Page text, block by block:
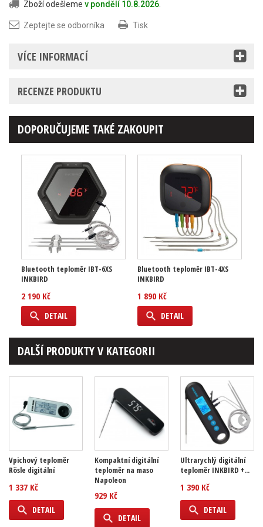
Zboží odešleme v pondělí 10.8.2026
Zeptejte se odborníka Tisk
VÍCE INFORMACÍ
RECENZE PRODUKTU
DOPORUČUJEME TAKÉ ZAKOUPIT
Bluetooth teploměr IBT-6XS
INKBIRD
2 190 Kč
DETAIL
Bluetooth teploměr IBT-4XS
INKBIRD
1 890 Kč
DETAIL
DALŠÍ PRODUKTY V KATEGORII
Vpichový teploměr
Rösle digitální
1 337 Kč
DETAIL
Kompaktní digitální
teploměr na maso
Napoleon
929 Kč
DETAIL
Ultrarychlý digitální
teploměr INKBIRD +...
1 390 Kč
DETAIL